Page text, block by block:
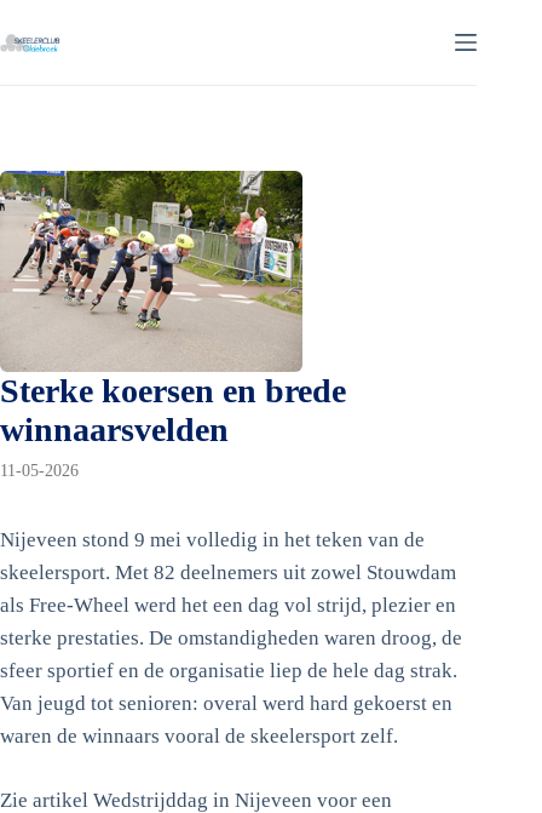
naar
de
Sterke koersen en brede
winnaarsvelden
11-05-2026
Nijeveen stond 9 mei volledig in het teken van de
skeelersport. Met 82 deelnemers uit zowel Stouwdam
als Free-Wheel werd het een dag vol strijd, plezier en
sterke prestaties. De omstandigheden waren droog, de
sfeer sportief en de organisatie liep de hele dag strak.
Van jeugd tot senioren: overal werd hard gekoerst en
waren de winnaars vooral de skeelersport zelf.
Zie artikel Wedstrijddag in Nijeveen voor een